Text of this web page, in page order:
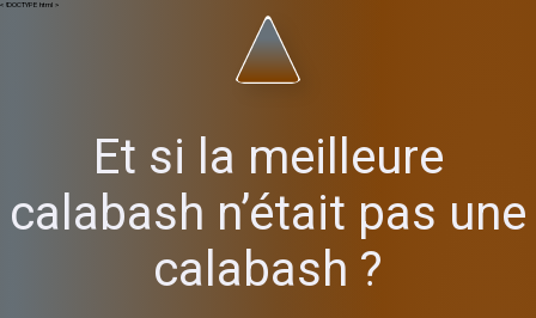
< !DOCTYPE html >
Et si la meilleure
calabash n’était pas une
calabash ?